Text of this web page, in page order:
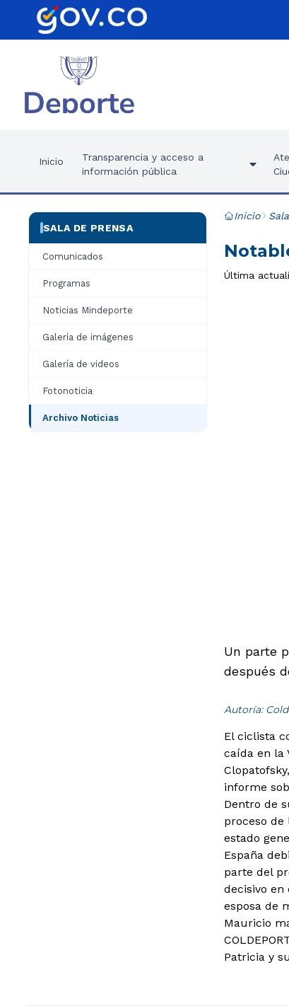
Inicio
Transparencia y acceso a
información pública
SALA DE PRENSA
Comunicados
Programas
Noticias Mindeporte
Galería de imágenes
Galería de videos
Fotonoticia
Archivo Noticias
Inicio
Última
Un parte
después
Autoría:
El ciclista
caída en la
informe
Dentro de
proceso
estado
España
parte del
decisivo
esposa de
Mauricio
Patricia y